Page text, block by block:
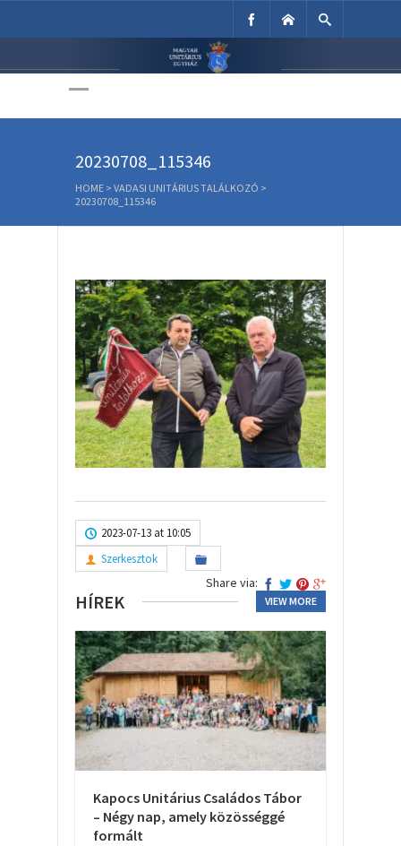
Unitárius Egyház
20230708_115346
HOME > VADASI UNITÁRIUS TALÁLKOZÓ >
20230708_115346
2023-07-13 at 10:05
Szerkesztok
Share via:
HÍREK VIEW MORE
Kapocs Unitárius Családos Tábor
– Négy nap, amely közösséggé
formált